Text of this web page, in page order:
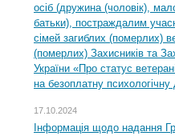
осіб (дружина (чоловік),
батьки), постраждалим
сімей загиблих (померлих)
(померлих) Захисників та
України «Про статус
на безоплатну психологічну
17.10.2024
Інформація щодо надання